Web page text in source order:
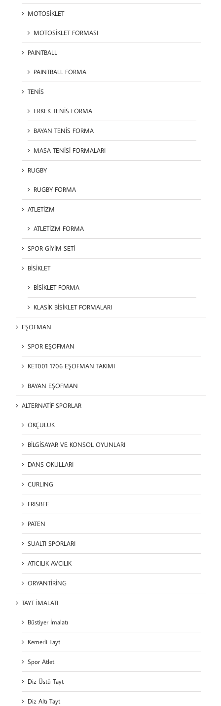
MOTOSİKLET
MOTOSİKLET FORMASI
PAINTBALL
PAINTBALL FORMA
TENİS
ERKEK TENİS FORMA
BAYAN TENİS FORMA
MASA TENİSİ FORMALARI
RUGBY
RUGBY FORMA
ATLETİZM
ATLETİZM FORMA
SPOR GİYİM SETİ
BİSİKLET
BİSİKLET FORMA
KLASİK BİSİKLET FORMALARI
EŞOFMAN
SPOR EŞOFMAN
KET001 1706 EŞOFMAN TAKIMI
BAYAN EŞOFMAN
ALTERNATİF SPORLAR
OKÇULUK
BİLGİSAYAR VE KONSOL OYUNLARI
DANS OKULLARI
CURLING
FRISBEE
PATEN
SUALTI SPORLARI
ATICILIK AVCILIK
ORYANTİRİNG
TAYT İMALATI
Büstiyer İmalatı
Kemerli Tayt
Spor Atlet
Diz Üstü Tayt
Diz Altı Tayt